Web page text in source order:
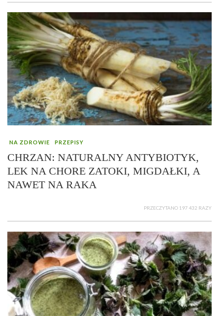
NA ZDROWIE PRZEPISY
CHRZAN: NATURALNY ANTYBIOTYK,
LEK NA CHORE ZATOKI, MIGDAŁKI, A
NAWET NA RAKA
PRZECZYTANO 197 432 RAZY